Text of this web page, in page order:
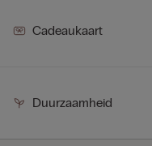
Cadeaukaart
Duurzaamheid